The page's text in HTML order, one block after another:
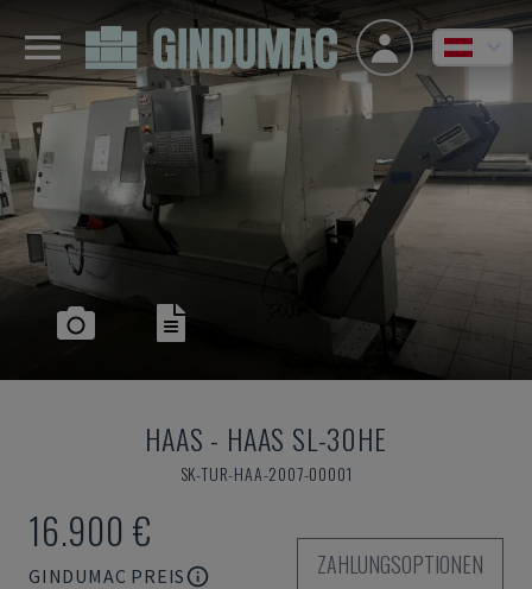
HAAS - HAAS SL-30HE
SK-TUR-HAA-2007-00001
16.900 €
GINDUMAC PREIS
ZAHLUNGSOPTIONEN